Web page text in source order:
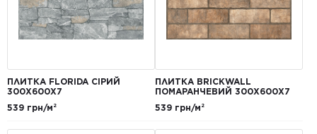
ПЛИТКА FLORIDA СІРИЙ
300Х600Х7
539 грн/м²
ПЛИТКА BRICKWALL
ПОМАРАНЧЕВИЙ 300Х600Х7
539 грн/м²